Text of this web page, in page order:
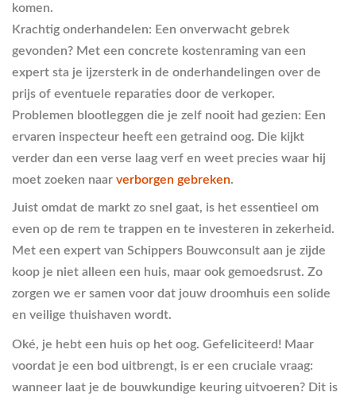
komen.
Krachtig onderhandelen: Een onverwacht gebrek
gevonden? Met een concrete kostenraming van een
expert sta je ijzersterk in de onderhandelingen over de
prijs of eventuele reparaties door de verkoper.
Problemen blootleggen die je zelf nooit had gezien: Een
ervaren inspecteur heeft een getraind oog. Die kijkt
verder dan een verse laag verf en weet precies waar hij
moet zoeken naar verborgen gebreken.
Juist omdat de markt zo snel gaat, is het essentieel om
even op de rem te trappen en te investeren in zekerheid.
Met een expert van Schippers Bouwconsult aan je zijde
koop je niet alleen een huis, maar ook gemoedsrust. Zo
zorgen we er samen voor dat jouw droomhuis een solide
en veilige thuishaven wordt.
Oké, je hebt een huis op het oog. Gefeliciteerd! Maar
voordat je een bod uitbrengt, is er een cruciale vraag:
wanneer laat je de bouwkundige keuring uitvoeren? Dit is